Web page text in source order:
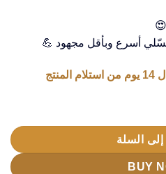
أسرع وبأقل مجهود 💪
إلى السلة
BUY